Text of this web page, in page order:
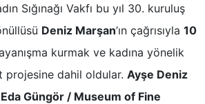
Sığınağı Vakfı bu yıl 30. kuruluş
Deniz Marşan’ın çağrısıyla 10
kurmak ve kadına yönelik
projesine dahil oldular. Ayşe Deniz
Güngör / Museum of Fine